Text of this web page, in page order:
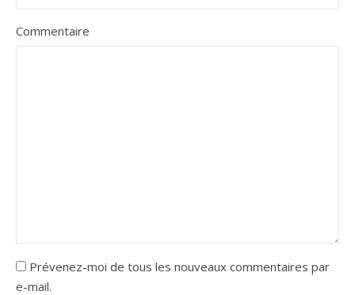
Commentaire
Prévenez-moi de tous les nouveaux commentaires par
e-mail.